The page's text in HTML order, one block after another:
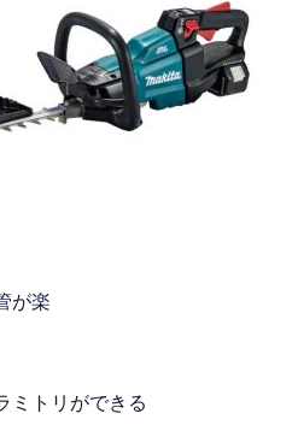
が楽
ミトリができる